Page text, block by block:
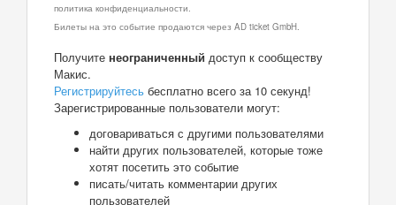
политика конфиденциальности.
Билеты на это событие продаются через AD ticket GmbH.
Получите неограниченный доступ к сообществу
Макис.
Регистрируйтесь бесплатно всего за 10 секунд!
Зарегистрированные пользователи могут:
договариваться с другими пользователями
найти других пользователей, которые тоже
хотят посетить это событие
писать/читать комментарии других
пользователей